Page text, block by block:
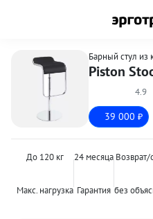
Барный стул из
Piston
4.9
39 000 ₽
До 120 кг
Макс. нагрузка
24 месяца
Гарантия без